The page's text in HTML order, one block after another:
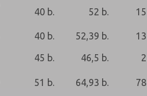
40 b. 52 b. 15
40 b. 52,39 b. 13
45 b. 46,5 b. 2
51 b. 64,93 b. 78